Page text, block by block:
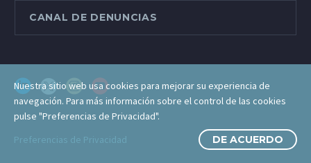
CANAL DE DENUNCIAS
Nuestra sitio web usa cookies para mejorar su experiencia de
navegación. Para más información sobre el control de las cookies
pulse "Preferencias de Privacidad".
Preferencias de Privacidad
DE ACUERDO